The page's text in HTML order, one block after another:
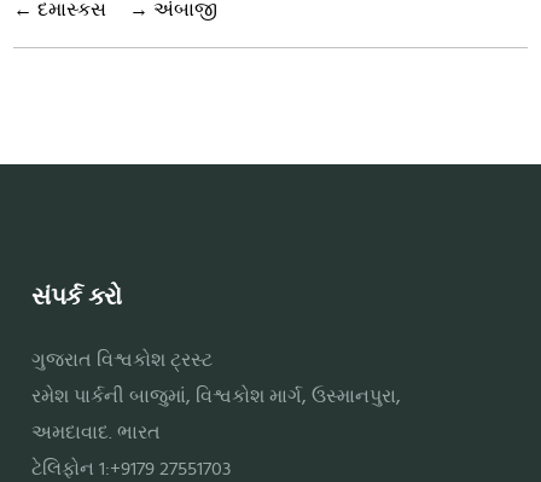
← દમાસ્કસ → અંબાજી
સંપર્ક કરો
ગુજરાત વિશ્વકોશ ટ્રસ્ટ
રમેશ પાર્કની બાજુમાં, વિશ્વકોશ માર્ગ, ઉસ્માનપુરા,
અમદાવાદ. ભારત
ટેલિફોન 1:+9179 27551703